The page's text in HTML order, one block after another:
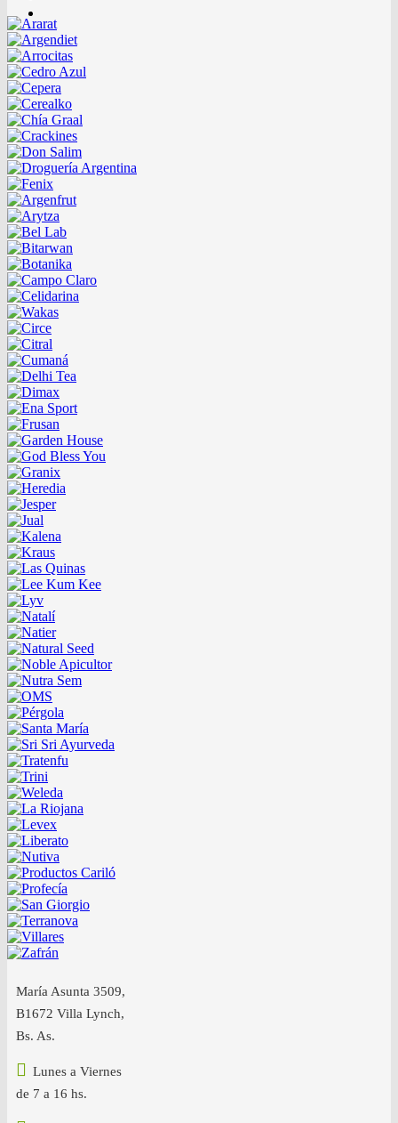
María Asunta 3509,
B1672 Villa Lynch,
Bs. As.
Lunes a Viernes
de 7 a 16 hs.